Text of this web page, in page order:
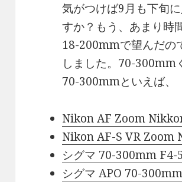
気がつけば9月も下旬
すか？もう、あまり時
18-200mmで望んだの
しました。70-300mm
70-300mmといえば、
Nikon AF Zoom
Nikon AF-S VR Zoom
シグマ 70-300mm F4-
シグマ APO 70-